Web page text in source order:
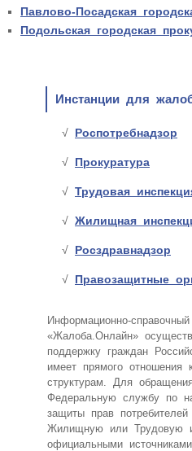
Павлово-Посадская
Подольская городская
Инстанции для
Роспотребнадзор
Прокуратура
Трудовая
Жилищная
Росздравнадзор
Правозащитные
Информационно-
«Жалоба.Онлайн»
поддержку граждан
имеет прямого отношения
структурам. Для
Федеральную службу по
защиты прав потребителей
Жилищную или Трудовую
официальными